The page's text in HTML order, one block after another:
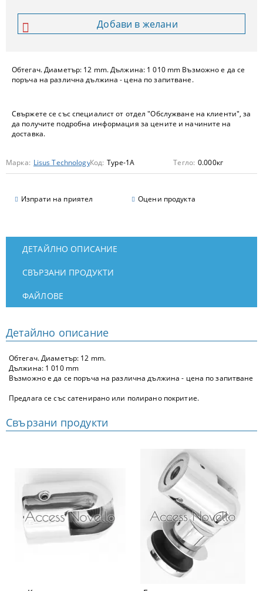
Обтегач. Диаметър: 12 mm. Дължина: 1 010 mm Възможно е да се
поръча на различна дължина - цена по запитване.
Свържете се със специалист от отдел "Обслужване на клиенти", за
да получите подробна информация за цените и начините на
доставка.
Марка: Lisus TechnologyКод: Type-1A Тегло: 0.000кг
Изпрати на приятел Оцени продукта
Добави в желани
ДЕТАЙЛНО ОПИСАНИЕ
СВЪРЗАНИ ПРОДУКТИ
ФАЙЛОВЕ
Детайлно описание
Обтегач. Диаметър: 12 mm.
Дължина: 1 010 mm
Възможно е да се поръча на различна дължина - цена по запитване
Предлага се със сатенирано или полирано покритие.
Свързани продукти